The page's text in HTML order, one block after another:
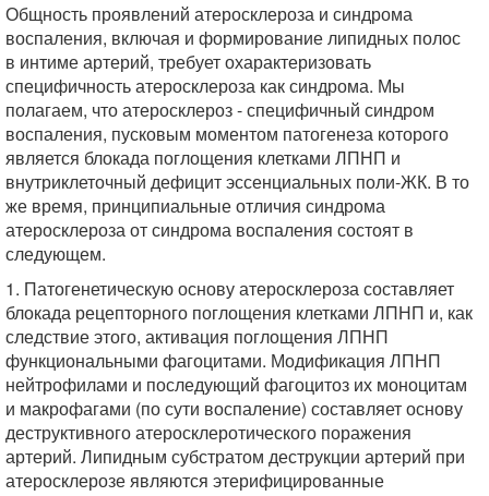
Общность проявлений атеросклероза и синдрома
воспаления, включая и формирование липидных полос
в интиме артерий, требует охарактеризовать
специфичность атеросклероза как синдрома. Мы
полагаем, что атеросклероз - специфичный синдром
воспаления, пусковым моментом патогенеза которого
является блокада поглощения клетками ЛПНП и
внутриклеточный дефицит эссенциальных поли-ЖК. В то
же время, принципиальные отличия синдрома
атеросклероза от синдрома воспаления состоят в
следующем.
1. Патогенетическую основу атеросклероза составляет
блокада рецепторного поглощения клетками ЛПНП и, как
следствие этого, активация поглощения ЛПНП
функциональными фагоцитами. Модификация ЛПНП
нейтрофилами и последующий фагоцитоз их моноцитам
и макрофагами (по сути воспаление) составляет основу
деструктивного атеросклеротического поражения
артерий. Липидным субстратом деструкции артерий при
атеросклерозе являются этерифицированные